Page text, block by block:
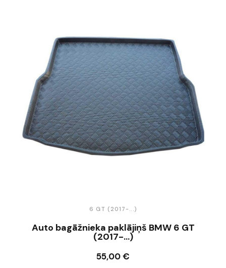
6 GT (2017-...)
Auto bagāžnieka paklājiņš BMW 6 GT
(2017-...)
55,00 €
Ielikt grozā